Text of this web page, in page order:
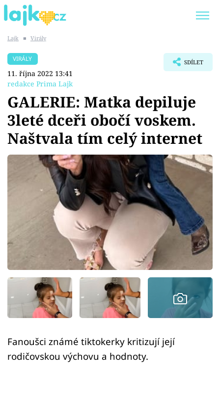
SHOPAHOLICADEL
Témata
Showbyznys
Youtubeři
Sex a vztahy
Sledujte prima+
Přihlášení
Sledujte nás
Lajk ■ Virály
VIRÁLY
11. října 2022 13:41
redakce Prima Lajk
SDÍLET
GALERIE: Matka depiluje
3leté dceři obočí voskem.
Naštvala tím celý internet
Fanoušci známé tiktokerky kritizují její
rodičovskou výchovu a hodnoty.